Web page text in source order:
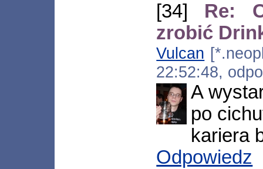
[34] Re:
zrobić
Vulcan
22:52:48,
A
po
kariera
Odpowiedz